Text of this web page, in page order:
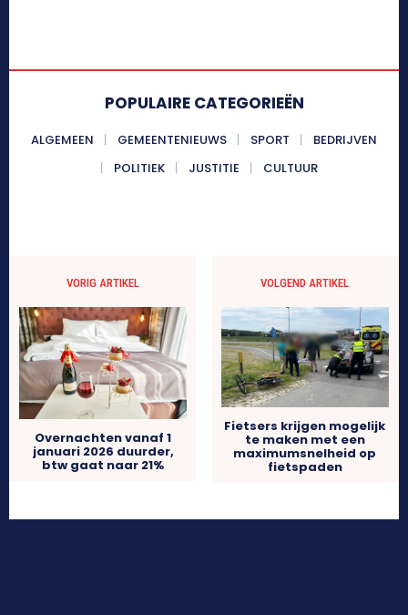
POPULAIRE CATEGORIEËN
ALGEMEEN GEMEENTENIEUWS SPORT
BEDRIJVEN
POLITIEK
JUSTITIE CULTUUR
VORIG ARTIKEL
Overnachten vanaf 1
januari 2026 duurder,
btw gaat naar 21%
VOLGEND ARTIKEL
Fietsers krijgen mogelijk
te maken met een
maximumsnelheid op
fietspaden